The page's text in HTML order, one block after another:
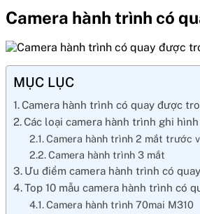
Camera hành trình có
MỤC LỤC
Camera hành trình có quay được
Các loại camera hành trình ghi
Camera hành trình 2 mắt trước
Camera hành trình 3 mắt
Ưu điểm camera hành trình có
Top 10 mẫu camera hành trình có
Camera hành trình 70mai M310